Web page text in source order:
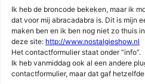
Ik heb de broncode bekeken, maar ik
dat voor mij abracadabra is. Dit is mijn
maken ben en ik ben nog niet zo thuis
deze site: http://www.nostalgieshow.nl
Het contactformulier staat onder “info”.
Ik heb vanmiddag ook al een andere
contactformulier, maar dat gaf